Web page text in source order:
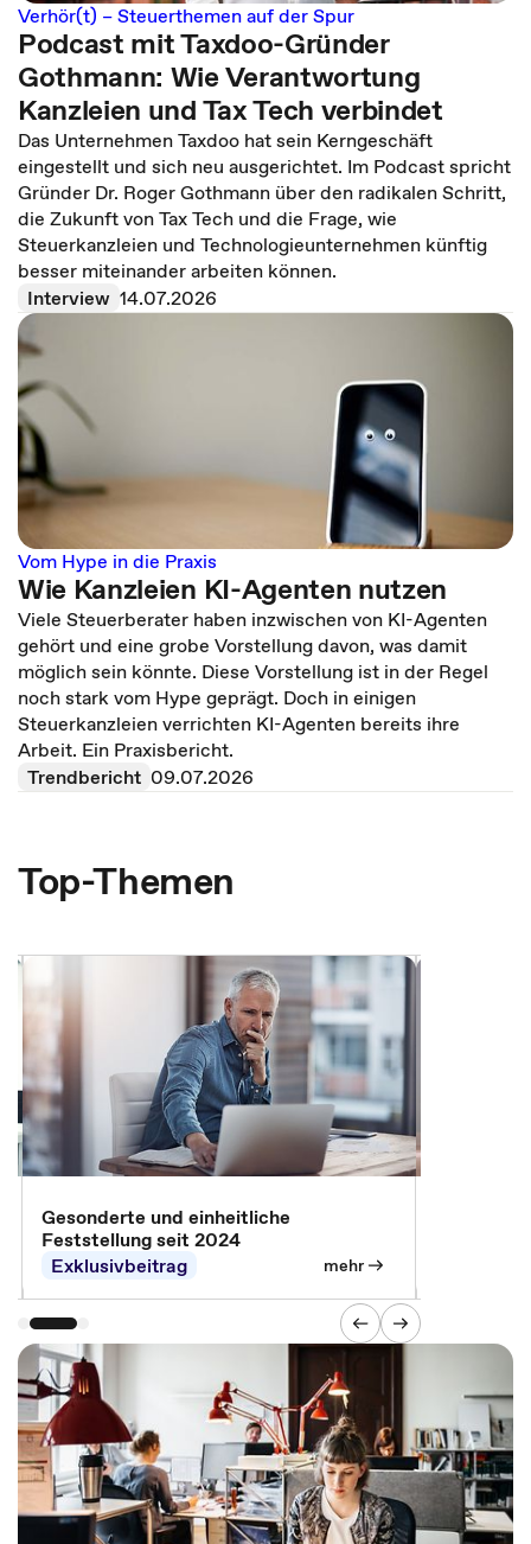
Verhör(t) – Steuerthemen auf der Spur
Podcast mit Taxdoo-Gründer
Gothmann: Wie Verantwortung
Kanzleien und Tax Tech verbindet
Das Unternehmen Taxdoo hat sein Kerngeschäft
eingestellt und sich neu ausgerichtet. Im Podcast spricht
Gründer Dr. Roger Gothmann über den radikalen Schritt,
die Zukunft von Tax Tech und die Frage, wie
Steuerkanzleien und Technologieunternehmen künftig
besser miteinander arbeiten können.
Interview 14.07.2026
Vom Hype in die Praxis
Wie Kanzleien KI-Agenten nutzen
Viele Steuerberater haben inzwischen von KI-Agenten
gehört und eine grobe Vorstellung davon, was damit
möglich sein könnte. Diese Vorstellung ist in der Regel
noch stark vom Hype geprägt. Doch in einigen
Steuerkanzleien verrichten KI-Agenten bereits ihre
Arbeit. Ein Praxisbericht.
Trendbericht 09.07.2026
Top-Themen
Gesonderte und einheitliche
Feststellung seit 2024
Exklusivbeitrag
mehr